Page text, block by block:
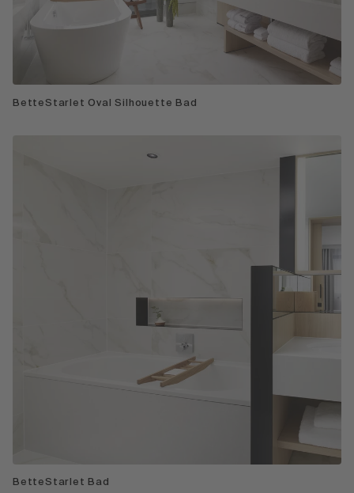
BetteStarlet Oval Silhouette Bad
BetteStarlet Bad